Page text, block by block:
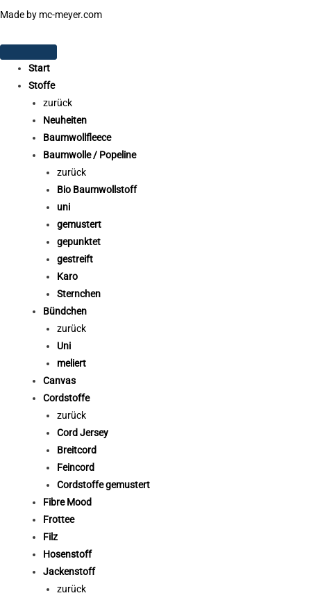
Made by mc-meyer.com
Start
Stoffe
zurück
Neuheiten
Baumwollfleece
Baumwolle / Popeline
zurück
Bio Baumwollstoff
uni
gemustert
gepunktet
gestreift
Karo
Sternchen
Bündchen
zurück
Uni
meliert
Canvas
Cordstoffe
zurück
Cord Jersey
Breitcord
Feincord
Cordstoffe gemustert
Fibre Mood
Frottee
Filz
Hosenstoff
Jackenstoff
zurück